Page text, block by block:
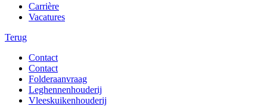
Carrière
Vacatures
Terug
Contact
Contact
Folderaanvraag
Leghennenhouderij
Vleeskuikenhouderij